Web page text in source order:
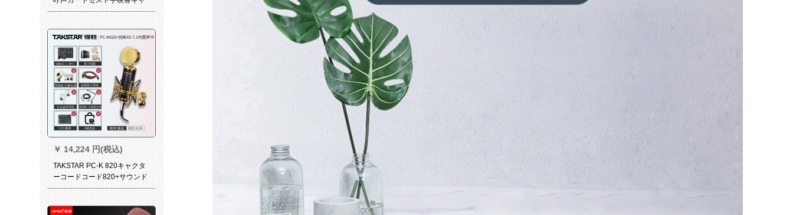
スター设备大振膜キャスター
￥ 14,224 円(税込)
TAKSTAR PC-K 820キャクタ
ーコードコード820+サウンド
トラック専门设备PC-K
ウドカードドットコムを电话